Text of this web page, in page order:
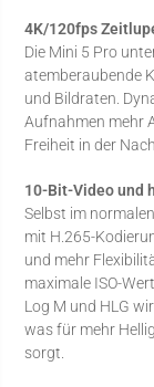
4K/120fps
Die Mini 5 Pro
atemberaubende
und Bildraten.
Aufnahmen mehr
Freiheit in der
10-Bit-Video und
Selbst im
mit H.265-
und mehr
maximale ISO-
Log M und HLG
was für mehr
sorgt.